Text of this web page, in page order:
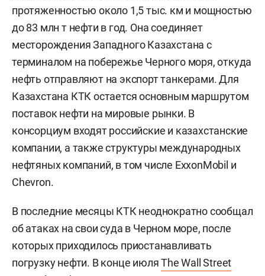
протяженностью около 1,5 тыс. км и мощностью
до 83 млн т нефти в год. Она соединяет
месторождения Западного Казахстана с
терминалом на побережье Черного моря, откуда
нефть отправляют на экспорт танкерами. Для
Казахстана КТК остается основным маршрутом
поставок нефти на мировые рынки. В
консорциум входят российские и казахстанские
компании, а также структуры международных
нефтяных компаний, в том числе ExxonMobil и
Chevron.
В последние месяцы КТК неоднократно сообщал
об атаках на свои суда в Черном море, после
которых приходилось приостанавливать
погрузку нефти. В конце июляThe Wall Street